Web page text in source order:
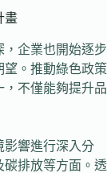
畫
企業也開始逐步
。推動綠色政策
，不僅能夠提升品
影響進行深入分
碳排放等方面。透